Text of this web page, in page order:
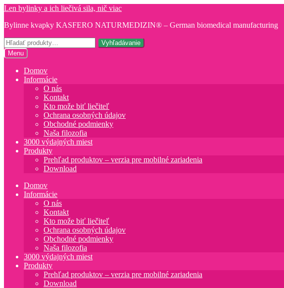
Preskočiť
navigáciu
Preskočiť
obsah
Len bylinky a ich liečivá sila, nič viac
Bylinne kvapky KASFERO NATURMEDIZIN® – German biomedical manufacturing
Hľadať:
Vyhľadávanie
Menu
Domov
Informácie
O nás
Kontakt
Kto može biť liečiteľ
Ochrana osobných údajov
Obchodné podmienky
Naša filozofia
3000 výdajných miest
Produkty
Prehľad produktov – verzia pre mobilné zariadenia
Download
Domov
Informácie
O nás
Kontakt
Kto može biť liečiteľ
Ochrana osobných údajov
Obchodné podmienky
Naša filozofia
3000 výdajných miest
Produkty
Prehľad produktov – verzia pre mobilné zariadenia
Download